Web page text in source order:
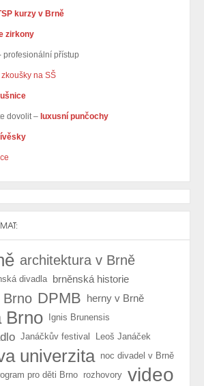
kurzy v Brně
zirkony
profesionální přístup
na SŠ
dovolit – luxusní punčochy
architektura v Brně
divadla brněnská historie
Brno DPMB herny v Brně
Brno Ignis Brunensis
Janáčkův festival Leoš Janáček
univerzita noc divadel v Brně
pro děti Brno rozhovory video